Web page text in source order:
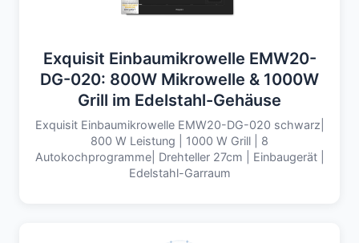
Exquisit Einbaumikrowelle EMW20-
DG-020: 800W Mikrowelle & 1000W
Grill im Edelstahl-Gehäuse
Exquisit Einbaumikrowelle EMW20-DG-020 schwarz|
800 W Leistung | 1000 W Grill | 8
Autokochprogramme| Drehteller 27cm | Einbaugerät |
Edelstahl-Garraum